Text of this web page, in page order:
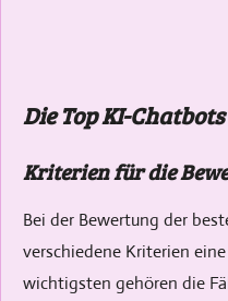
Die Top KI-
Kriterien für die
Bei der Bewertung der
verschiedene Kriterien
wichtigsten gehören die